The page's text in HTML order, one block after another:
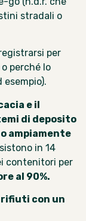
stradali o
per
perché lo
e il
di deposito
ampiamente
in 14
contenitori per
al 90%.
rifiuti con un